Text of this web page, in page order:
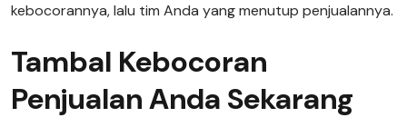
kebocorannya, lalu tim Anda yang menutup penjualannya.
Tambal Kebocoran
Penjualan Anda Sekarang